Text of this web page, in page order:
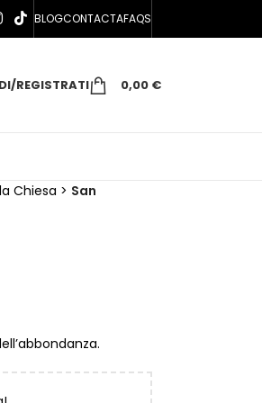
BLOGCONTACTAFAQS
REGISTRATI 0,00 €
Chiesa > San